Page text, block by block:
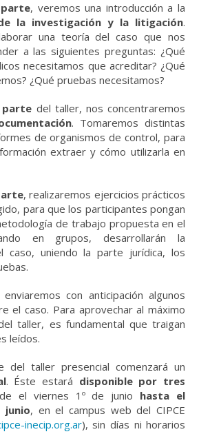
, veremos una introducción a la
la investigación y la litigación.
una teoría del caso que nos
a las siguientes preguntas: ¿Qué
necesitamos que acreditar? ¿Qué
¿Qué pruebas necesitamos?
parte del taller, nos concentraremos
. Tomaremos distintas
de organismos de control, para
extraer y cómo utilizarla en
, realizaremos ejercicios prácticos
para que los participantes pongan
de trabajo propuesta en el
en grupos, desarrollarán la
caso, uniendo la parte jurídica, los
con anticipación algunos
el caso. Para aprovechar al máximo
taller, es fundamental que traigan
leídos.
del taller presencial comenzará un
. Éste estará disponible por tres
el viernes 1º de junio hasta el
junio, en el campus web del CIPCE
inecip.org.ar), sin días ni horarios